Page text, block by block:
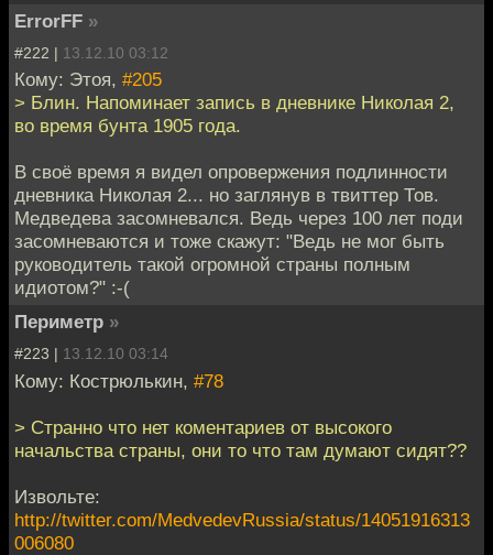
ErrorFF »
#222 | 13.12.10 03:12
Кому: Этоя, #205
> Блин. Напоминает запись в дневнике Николая 2,
во время бунта 1905 года.
В своё время я видел опровержения подлинности
дневника Николая 2... но заглянув в твиттер Тов.
Медведева засомневался. Ведь через 100 лет поди
засомневаются и тоже скажут: "Ведь не мог быть
руководитель такой огромной страны полным
идиотом?" :-(
Периметр »
#223 | 13.12.10 03:14
Кому: Кострюлькин, #78
> Странно что нет коментариев от высокого
начальства страны, они то что там думают сидят??
Извольте:
http://twitter.com/MedvedevRussia/status/14051916313
006080